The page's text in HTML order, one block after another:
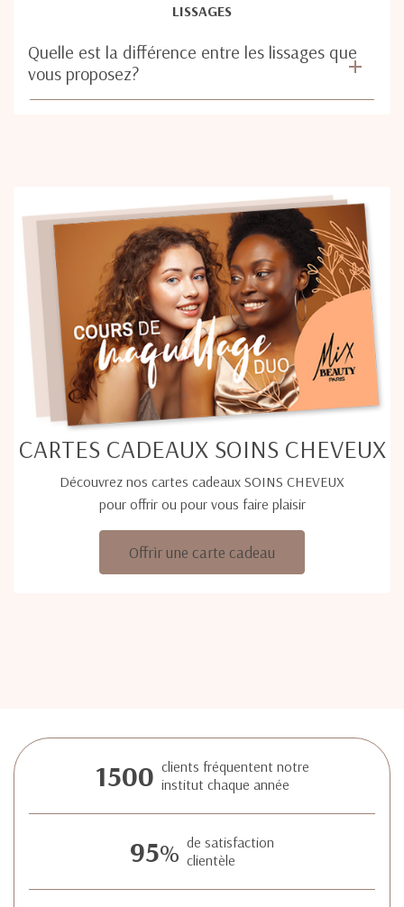
LISSAGES
Quelle est la différence entre les lissages que
vous proposez?
CARTES CADEAUX SOINS CHEVEUX
Découvrez nos cartes cadeaux SOINS CHEVEUX
pour offrir ou pour vous faire plaisir
Offrir une carte cadeau
1500 clients fréquentent notre
institut chaque année
95% de satisfaction
clientèle